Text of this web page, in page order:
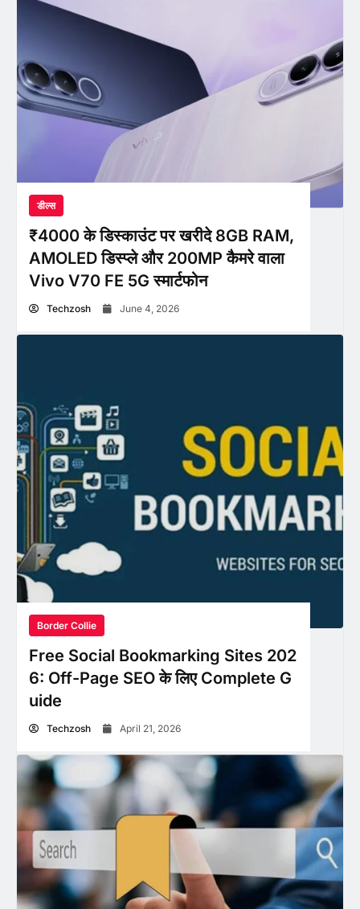
डील्स
₹4000 के डिस्काउंट पर खरीदे 8GB RAM,
AMOLED डिस्प्ले और 200MP कैमरे वाला
Vivo V70 FE 5G स्मार्टफोन
Techzosh June 4, 2026
Border Collie
Free Social Bookmarking Sites 202
6: Off-Page SEO के लिए Complete G
uide
Techzosh April 21, 2026